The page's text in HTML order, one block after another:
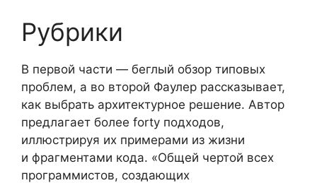
Рубрики
В первой части — беглый обзор типовых
проблем, а во второй Фаулер рассказывает,
как выбрать архитектурное решение. Автор
предлагает более forty подходов,
иллюстрируя их примерами из жизни
и фрагментами кода. «Общей чертой всех
программистов, создающих